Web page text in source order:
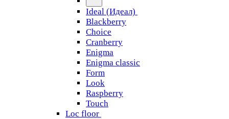
Ideal (Идеал)
Blackberry
Choice
Cranberry
Enigma
Enigma classic
Form
Look
Raspberry
Touch
Loc floor